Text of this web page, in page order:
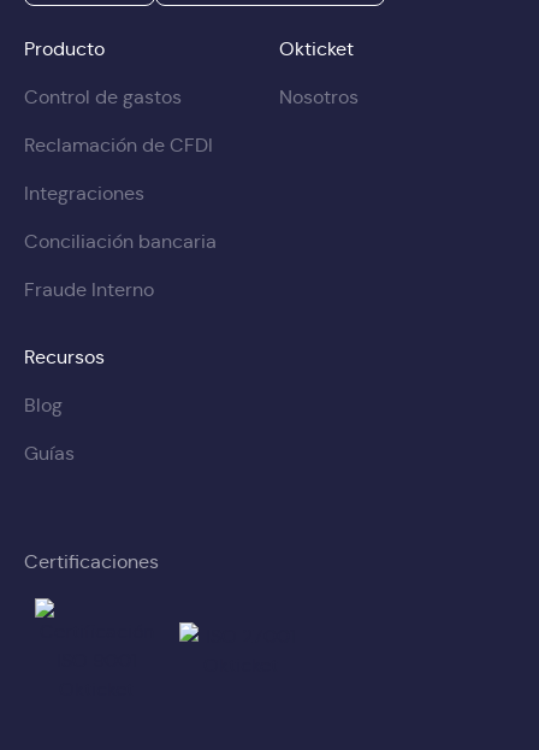
Producto
Control de gastos
Reclamación de CFDI
Integraciones
Conciliación bancaria
Fraude Interno
Okticket
Nosotros
Recursos
Blog
Guías
Certificaciones